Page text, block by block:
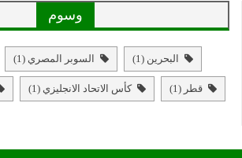
وسوم
البحرين (1) السوبر المصري (1)
قطر (1) كأس الاتحاد الانجليزي (1)